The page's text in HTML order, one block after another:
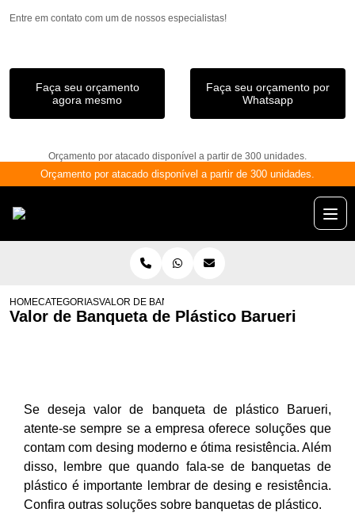
Entre em contato com um de nossos especialistas!
Faça seu orçamento
agora mesmo
Faça seu orçamento por
Whatsapp
Orçamento por atacado disponível a partir de 300 unidades.
Orçamento por atacado disponível a partir de 300 unidades.
HOMECATEGORIASVALOR DE BANQUETA DE PLÁSTICO BARUERI
Valor de Banqueta de Plástico Barueri
Se deseja valor de banqueta de plástico Barueri,
atente-se sempre se a empresa oferece soluções que
contam com desing moderno e ótima resistência. Além
disso, lembre que quando fala-se de banquetas de
plástico é importante lembrar de desing e resistência.
Confira outras soluções sobre banquetas de plástico.